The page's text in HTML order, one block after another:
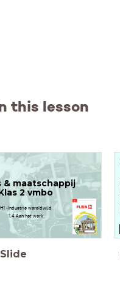
this lesson
& maatschappij
2 vmbo
H1 -Industrie wereldwijd
1.4 Aan het werk
Slide